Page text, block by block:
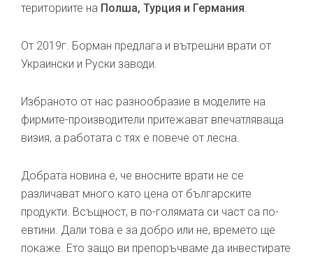
териториите на Полша, Турция и Германия.
От 2019г. Борман предлага и вътрешни врати от
Украински и Руски заводи.
Избраното от нас разнообразие в моделите на
фирмите-производители притежават впечатляваща
визия, а работата с тях е повече от лесна.
Добрата новина е, че вносните врати не се
различават много като цена от българските
продукти. Всъщност, в по-голямата си част са по-
евтини. Дали това е за добро или не, времето ще
покаже. Ето защо ви препоръчваме да инвестирате